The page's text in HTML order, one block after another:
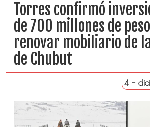
Torres confirmó
de 700 millones de
renovar mobiliario de
de Chubut
4 -